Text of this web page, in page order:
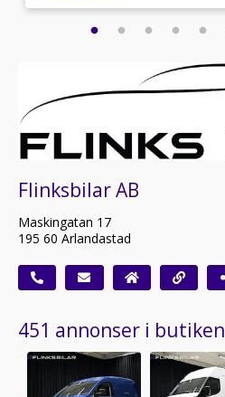
Flinksbilar AB
Maskingatan 17
195 60 Arlandastad
451 annonser i butiken